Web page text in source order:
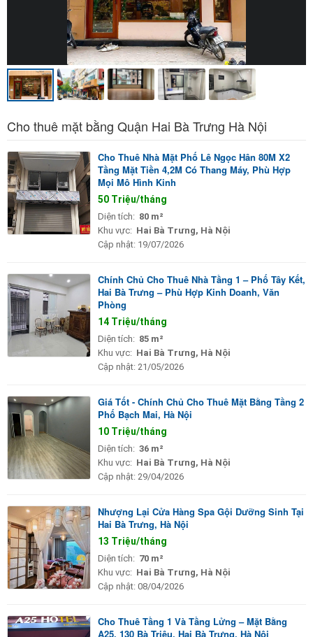
Cho thuê mặt bằng Quận Hai Bà Trưng Hà Nội
Cho Thuê Nhà Mặt Phố Lê Ngọc Hân 80M X2
Tầng Mặt Tiền 4,2M Có Thang Máy, Phù Hợp
Mọi Mô Hình Kinh
50 Triệu/tháng
Diện tích: 80 m²
Khu vực: Hai Bà Trưng, Hà Nội
Cập nhật: 19/07/2026
Chính Chủ Cho Thuê Nhà Tầng 1 – Phố Tây Kết,
Hai Bà Trưng – Phù Hợp Kinh Doanh, Văn
Phòng
14 Triệu/tháng
Diện tích: 85 m²
Khu vực: Hai Bà Trưng, Hà Nội
Cập nhật: 21/05/2026
Giá Tốt - Chính Chủ Cho Thuê Mặt Bằng Tầng 2
Phố Bạch Mai, Hà Nội
10 Triệu/tháng
Diện tích: 36 m²
Khu vực: Hai Bà Trưng, Hà Nội
Cập nhật: 29/04/2026
Nhượng Lại Cửa Hàng Spa Gội Dưỡng Sinh Tại
Hai Bà Trưng, Hà Nội
13 Triệu/tháng
Diện tích: 70 m²
Khu vực: Hai Bà Trưng, Hà Nội
Cập nhật: 08/04/2026
Cho Thuê Tầng 1 Và Tầng Lửng – Mặt Bằng
A25, 130 Bà Triệu, Hai Bà Trưng, Hà Nội